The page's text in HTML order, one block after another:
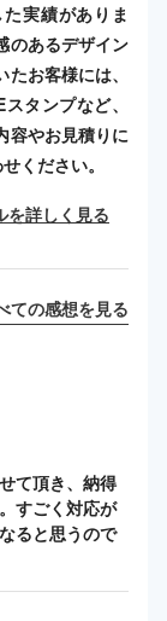
実績がありま
のあるデザイン
お客様には、
タンプなど、
容やお見積りに
ください。
を詳しく見る
ての感想を見る
て頂き、納得
すごく対応が
ると思うので